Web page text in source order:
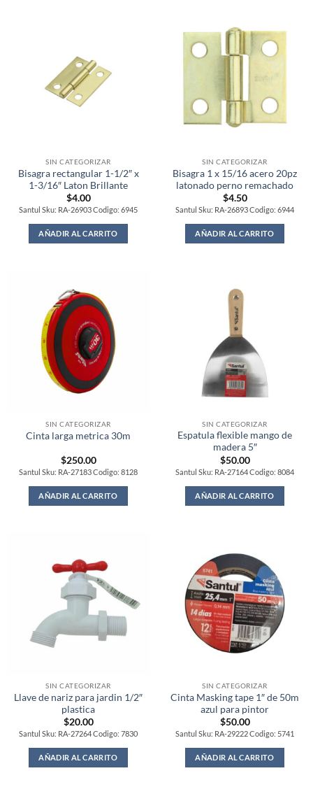
SIN CATEGORIZAR
Bisagra rectangular 1-1/2″ x
1-3/16″ Laton Brillante
$4.00
Santul Sku: RA-26903 Codigo: 6945
AÑADIR AL CARRITO
SIN CATEGORIZAR
Bisagra 1 x 15/16 acero 20pz
latonado perno remachado
$4.50
Santul Sku: RA-26893 Codigo: 6944
AÑADIR AL CARRITO
SIN CATEGORIZAR
Cinta larga metrica 30m
$250.00
Santul Sku: RA-27183 Codigo: 8128
AÑADIR AL CARRITO
SIN CATEGORIZAR
Espatula flexible mango de
madera 5″
$50.00
Santul Sku: RA-27164 Codigo: 8084
AÑADIR AL CARRITO
SIN CATEGORIZAR
Llave de nariz para jardin 1/2″
plastica
$20.00
Santul Sku: RA-27264 Codigo: 7830
AÑADIR AL CARRITO
SIN CATEGORIZAR
Cinta Masking tape 1″ de 50m
azul para pintor
$50.00
Santul Sku: RA-29222 Codigo: 5741
AÑADIR AL CARRITO